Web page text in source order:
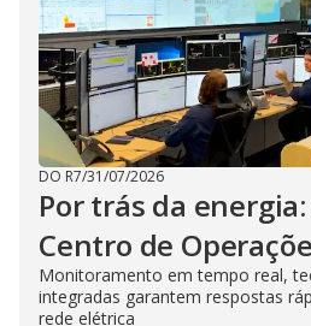
d
e
o
DO R7/31/07/2026
Por trás da
Centro de
Monitoramento em tempo real,
integradas garantem respostas
rede elétrica